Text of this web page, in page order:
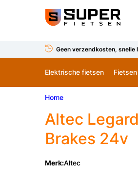
Geen verzendkosten, snelle
Elektrische fietsen Fietsen
Home
Altec
Brakes 24v
Merk:Altec